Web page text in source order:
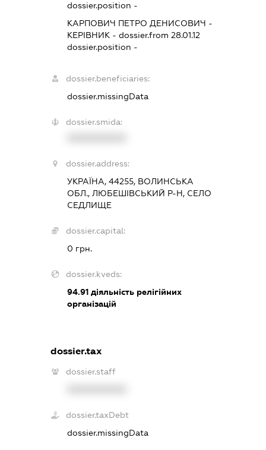
dossier.position -
КАРПОВИЧ ПЕТРО ДЕНИСОВИЧ -
КЕРІВНИК - dossier.from 28.01.12
dossier.position -
dossier.beneficiaries:
dossier.missingData
dossier.smida:
dossier.address:
УКРАЇНА, 44255, ВОЛИНСЬКА
ОБЛ., ЛЮБЕШІВСЬКИЙ Р-Н, СЕЛО
СЕДЛИЩЕ
dossier.capital:
0 грн.
dossier.kveds:
94.91 діяльність релігійних
організацій
dossier.tax
dossier.staff
dossier.taxDebt
dossier.missingData